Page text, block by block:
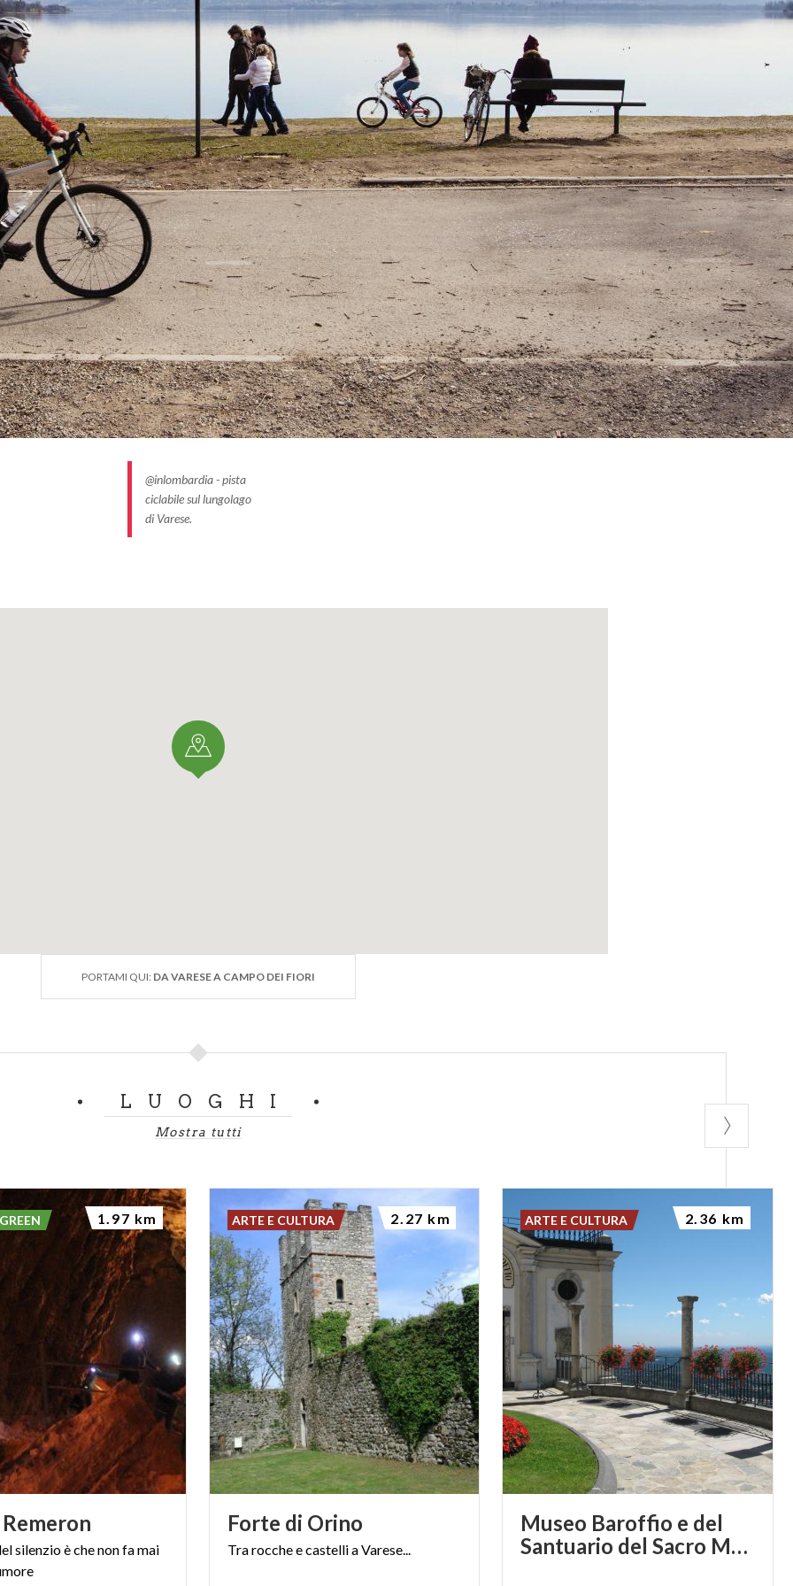
le mulattiere e gli osservatori della Linea Cadorna, la cerniera di
lungo il confine italo-svizzero a fine XIX secolo.
si dissolvono, lungo la
, all’ingresso di Villa Della Porta Bozzolo,
gioiello settecentesco circondato da un grande parco a terrazze. Tutelata
delizie pretende una sosta per la grandiosità della Corte d’onore e il
roseto, di recente progettazione, concepito come un museo di storia
varietà non più in coltivazione.
bici, si pedala in leggera salita verso il territorio di
Monte Campo dei Fiori,
con riserve naturali, un osservatorio astronomico e il complesso del
mariano di 2 chilometri di acciottolato e cappelle sorto su un
medievale. Giunti a Orino, con la sua bella Rocca del XII
un lungo saliscendi nel bosco. I ciclisti qui sono davvero numerosi,
del percorso e dal traffico ridotto.
, affacciato su un laghetto, dove inizia l’agevole salita della Rasa. Si
accorgersene e, volendo, ti puoi buttare a capofitto sulla via del
senza più toccare i pedali (i freni sì, però).
alberi monumentali provenienti da tutto il mondo e aree picnic attrezzate.
Villa Panza
Alcune delle opere sono, casualmente, a forma di ruota,
@inlombardia - pista
ciclabile sul lungolago
di Varese.
PORTAMI QUI: DA VARESE A CAMPO DEI FIORI
LUOGHI
Mostra tutti
Remeron
silenzioèchenonfamai
1.97 km
Forte di Orino
TraroccheecastelliaVarese...
ARTE E CULTURA 2.27 km
Museo Baroffio e del
Santuario del Sacro Monte sopra Varese
ARTE E CULTURA 2.36 km